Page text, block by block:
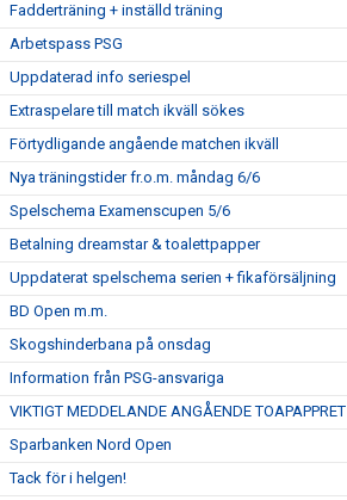
Fadderträning + inställd träning
Arbetspass PSG
Uppdaterad info seriespel
Extraspelare till match ikväll sökes
Förtydligande angående matchen ikväll
Nya träningstider fr.o.m. måndag 6/6
Spelschema Examenscupen 5/6
Betalning dreamstar & toalettpapper
Uppdaterat spelschema serien + fikaförsäljning
BD Open m.m.
Skogshinderbana på onsdag
Information från PSG-ansvariga
VIKTIGT MEDDELANDE ANGÅENDE TOAPAPPRET
Sparbanken Nord Open
Tack för i helgen!